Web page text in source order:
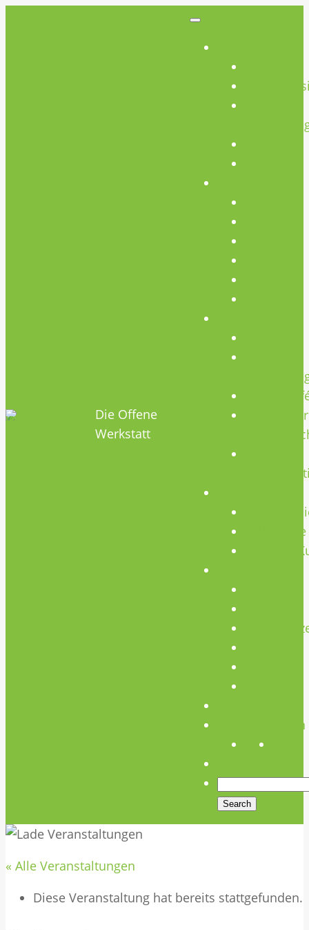
Die Offene
Werkstatt
Repair
CNC Kurse
Schweiß-
Öffnungszeiten
« Alle Veranstaltungen
Diese Veranstaltung hat bereits stattgefunden.